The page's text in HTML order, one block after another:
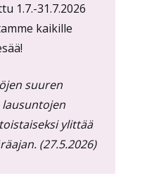
1.7.-31.7.2026
kaikille
suuren
lausuntojen
ylittää
(27.5.2026)